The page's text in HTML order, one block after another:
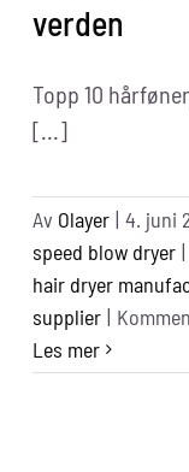
verden
Topp 10
[...]
Av Olayer | 4. juni
speed blow dryer |
hair dryer
supplier |
Les mer